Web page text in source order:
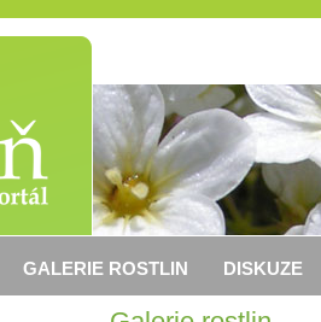
GALERIE ROSTLIN DISKUZE